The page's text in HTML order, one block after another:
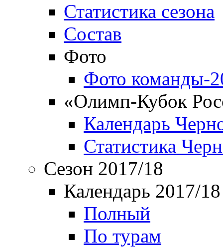
Статистика сезона
Состав
Фото
Фото команды-
«Олимп-Кубок
Календарь
Статистика
Сезон 2017/18
Календарь 2017/18
Полный
По турам